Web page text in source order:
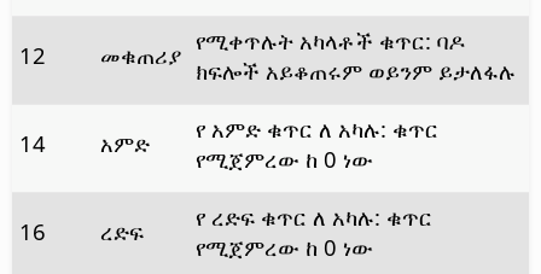
12 መቁጠሪያ የሚቀጥሉት አካላቶች ቁጥር: ባዶ
ክፍሎች አይቆጠሩም ወይንም ይታለፋሉ
14 አምድ
የ አምድ ቁጥር ለ አካሉ: ቁጥር
የሚጀምረው ከ 0 ነው
16 ረድፍ
የ ረድፍ ቁጥር ለ አካሉ: ቁጥር
የሚጀምረው ከ 0 ነው